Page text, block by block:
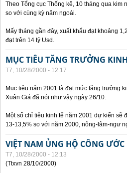
Theo Tổng cục Thống kê, 10 tháng qua kim
so với cùng kỳ năm ngoái.
Mấy tháng gần đây, xuất khẩu đạt khoảng
đạt trên 14 tỷ Usd.
MỤC TIÊU TĂNG TRƯỞNG
T7, 10/28/2000 - 12:17
Mục tiêu năm 2001 là đạt mức tăng trưởng
Xuân Giá đã nói như vậy ngày 26/10.
Một số chỉ tiêu kinh tế năm 2001 dự kiến
13-13,5% so với năm 2000, nông-lâm-ngư
VIỆT NAM ỦNG HỘ CÔNG
T7, 10/28/2000 - 12:13
(Ttxvn 28/10/2000)